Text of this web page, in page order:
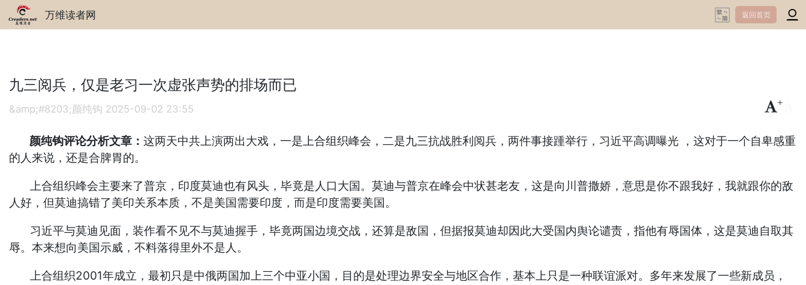
万维读者网 返回首页
九三阅兵，仅是老习一次虚张声势的排场而已
&amp;#8203;颜纯钩 2025-09-02 23:55
+
颜纯钩评论分析文章：这两天中共上演两出大戏，一是上合组织峰会，二是九三抗战胜利阅兵，两件事接踵举行，习近平高调曝光 ，这对于一个自卑感重
的人来说，还是合脾胃的。
上合组织峰会主要来了普京，印度莫迪也有风头，毕竟是人口大国。莫迪与普京在峰会中状甚老友，这是向川普撒娇，意思是你不跟我好，我就跟你的敌
人好，但莫迪搞错了美印关系本质，不是美国需要印度，而是印度需要美国。
习近平与莫迪见面，装作看不见不与莫迪握手，毕竟两国边境交战，还算是敌国，但据报莫迪却因此大受国内舆论谴责，指他有辱国体，这是莫迪自取其
辱。本来想向美国示威，不料落得里外不是人。
上合组织2001年成立，最初只是中俄两国加上三个中亚小国，目的是处理边界安全与地区合作，基本上只是一种联谊派对。多年来发展了一些新成员，